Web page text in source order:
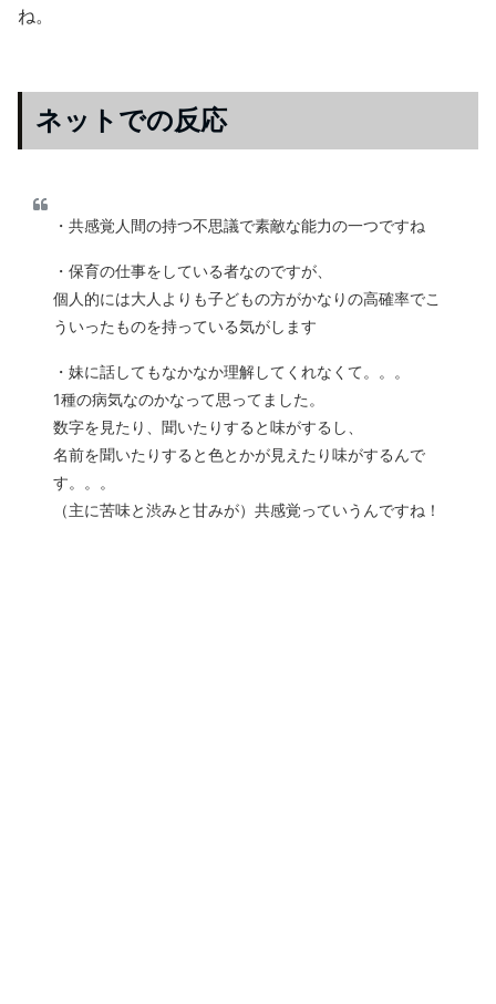
ね。
ネットでの反応
・共感覚人間の持つ不思議で素敵な能力の一つですね
・保育の仕事をしている者なのですが、
個人的には大人よりも子どもの方がかなりの高確率でこ
ういったものを持っている気がします
・妹に話してもなかなか理解してくれなくて。。。
1種の病気なのかなって思ってました。
数字を見たり、聞いたりすると味がするし、
名前を聞いたりすると色とかが見えたり味がするんで
す。。。
（主に苦味と渋みと甘みが）共感覚っていうんですね！